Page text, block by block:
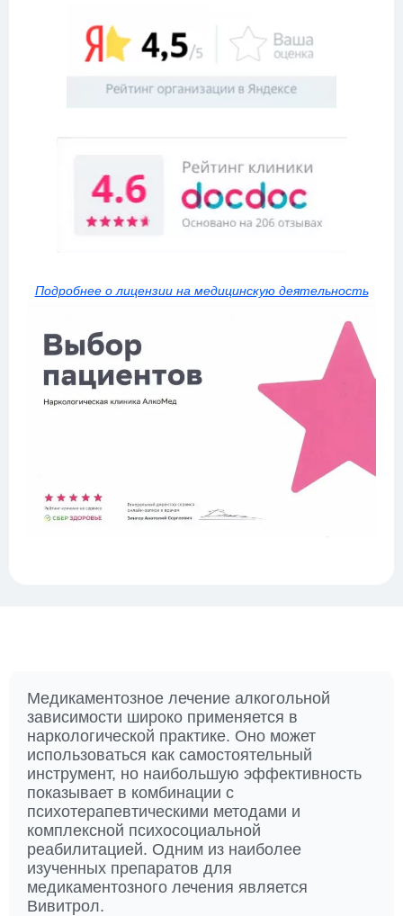
Подробнее о лицензии на медицинскую деятельность
Медикаментозное лечение алкогольной
зависимости широко применяется в
наркологической практике. Оно может
использоваться как самостоятельный
инструмент, но наибольшую эффективность
показывает в комбинации с
психотерапевтическими методами и
комплексной психосоциальной
реабилитацией. Одним из наиболее
изученных препаратов для
медикаментозного лечения является
Вивитрол.